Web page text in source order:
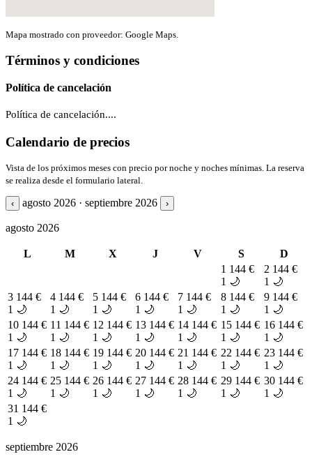
Mapa mostrado con proveedor: Google Maps.
Términos y condiciones
Política de cancelación
Política de cancelación....
Calendario de precios
Vista de los próximos meses con precio por noche y noches mínimas. La reserva
se realiza desde el formulario lateral.
‹ agosto 2026 · septiembre 2026 ›
agosto 2026
L M X J V S
D
1 144 €
1 🌙
2 144 €
1 🌙
3 144 €
1 🌙
4 144 €
1 🌙
5 144 €
1 🌙
6 144 €
1 🌙
7 144 €
1 🌙
8 144 €
1 🌙
9 144 €
1 🌙
10 144 €
1 🌙
11 144 €
1 🌙
12 144 €
1 🌙
13 144 €
1 🌙
14 144 €
1 🌙
15 144 €
1 🌙
16 144 €
1 🌙
17 144 €
1 🌙
18 144 €
1 🌙
19 144 €
1 🌙
20 144 €
1 🌙
21 144 €
1 🌙
22 144 €
1 🌙
23 144 €
1 🌙
24 144 €
1 🌙
25 144 €
1 🌙
26 144 €
1 🌙
27 144 €
1 🌙
28 144 €
1 🌙
29 144 €
1 🌙
30 144 €
1 🌙
31 144 €
1 🌙
septiembre 2026